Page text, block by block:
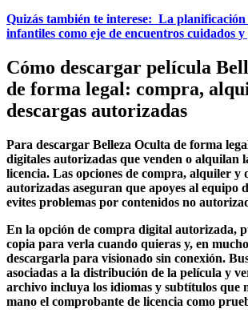
Quizás también te interese: La planificación
infantiles como eje de encuentros cuidados
Cómo descargar película
de forma legal: compra,
descargas autorizadas
Para descargar Belleza Oculta de forma legal, utiliza tiendas
digitales autorizadas que venden o alquilan
licencia. Las opciones de compra, alquiler y
autorizadas aseguran que apoyes al equipo
evites problemas por contenidos no
En la opción de compra digital autorizada,
copia para verla cuando quieras y, en
descargarla para visionado sin conexión.
asociadas a la distribución de la película y
archivo incluya los idiomas y subtítulos que
mano el comprobante de licencia como